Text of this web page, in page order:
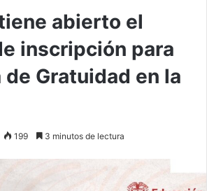
abierto el
inscripción para
Gratuidad en la
199 3 minutos de lectura